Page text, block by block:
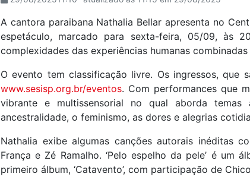
A cantora paraibana Nathalia Bellar apresenta no
espetáculo, marcado para sexta-feira, 05/09, às
complexidades das experiências humanas
O evento tem classificação livre. Os ingressos, que
www.sesisp.org.br/eventos. Com performances que
vibrante e multissensorial no qual aborda
ancestralidade, o feminismo, as dores e alegrias
Nathalia exibe algumas canções autorais inéditas
França e Zé Ramalho. ‘Pelo espelho da pele’ é
primeiro álbum, ‘Catavento’, com participação de